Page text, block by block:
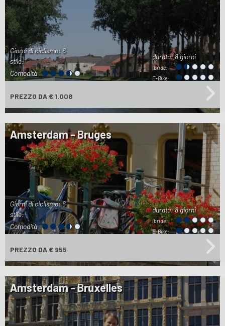
durata:8 giorni
Ibride:
E-Bike:
Giorni di ciclismo: 6
stile:
Comodità
PREZZO DA € 1.008
Amsterdam - Bruges
durata:8 giorni
Ibride:
E-Bike:
Giorni di ciclismo: 6
stile:
Comodità
PREZZO DA € 955
Amsterdam - Bruxelles